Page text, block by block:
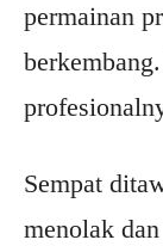
permainan
Sempat
menolak